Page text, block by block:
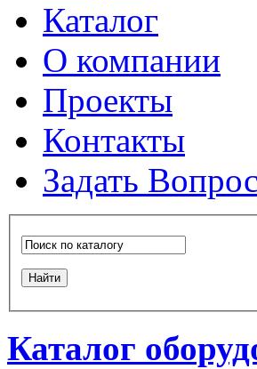
Каталог
О компании
Проекты
Контакты
Задать Вопрос
Каталог